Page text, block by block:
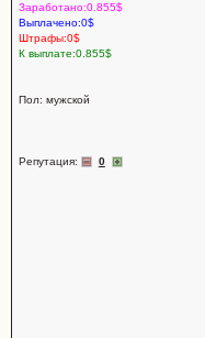
Заработано:0.855$
Выплачено:0$
Штрафы:0$
К выплате:0.855$
Пол: мужской
Репутация: 0